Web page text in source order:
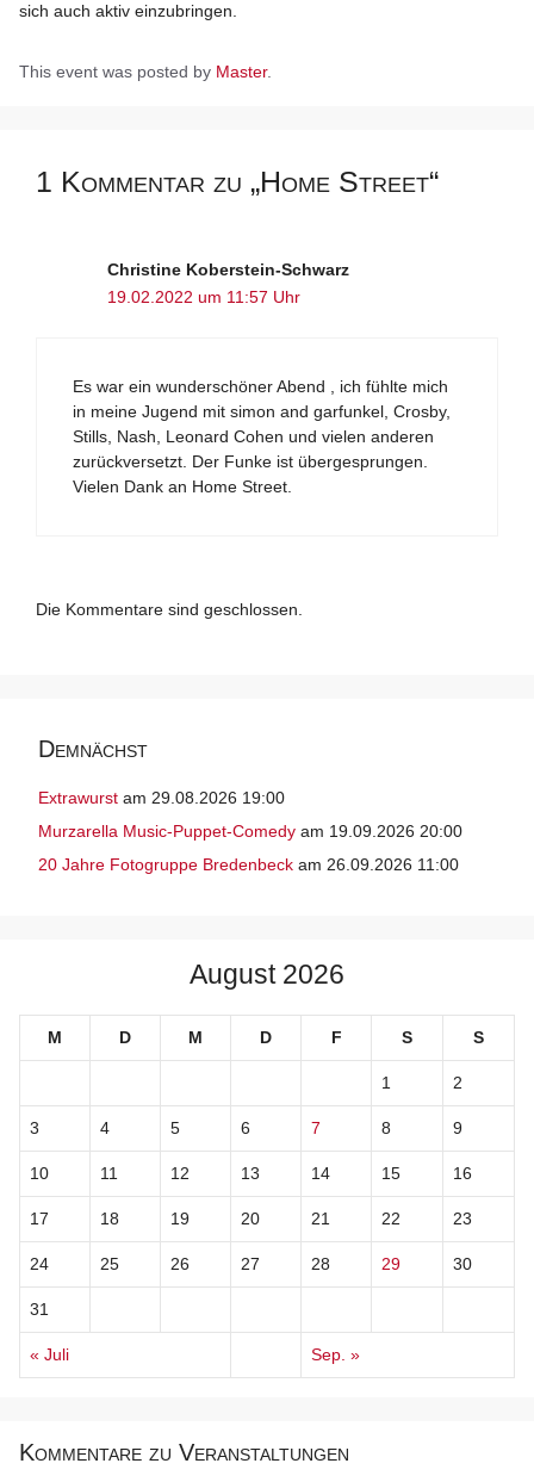
sich auch aktiv einzubringen.
This event was posted by Master.
1 Kommentar zu „Home Street“
Christine Koberstein-Schwarz
19.02.2022 um 11:57 Uhr
Es war ein wunderschöner Abend , ich fühlte mich
in meine Jugend mit simon and garfunkel, Crosby,
Stills, Nash, Leonard Cohen und vielen anderen
zurückversetzt. Der Funke ist übergesprungen.
Vielen Dank an Home Street.
Die Kommentare sind geschlossen.
Demnächst
Extrawurst am 29.08.2026 19:00
Murzarella Music-Puppet-Comedy am 19.09.2026 20:00
20 Jahre Fotogruppe Bredenbeck am 26.09.2026 11:00
August 2026
M D M D F S S
1 2
3 4 5 6 7 8 9
10 11 12 13 14 15 16
17 18 19 20 21 22 23
24 25 26 27 28 29 30
31
« Juli Sep. »
Kommentare zu Veranstaltungen